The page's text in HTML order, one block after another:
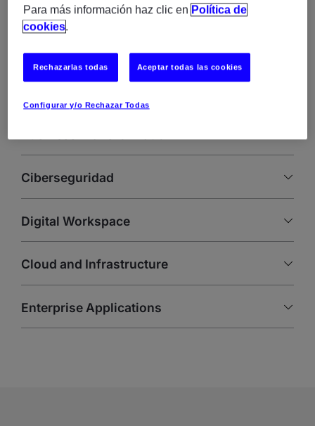
Contamos con un equipo de expertos y partners que
analizarán tu infraestructura IT y te asesorarán acerca de la
Ciberseguridad
Digital Workspace
Cloud and Infrastructure
Enterprise Applications
Para más información haz clic en Política de
cookies.
Configurar y/o Rechazar Todas
Rechazarlas todas Aceptar todas las cookies